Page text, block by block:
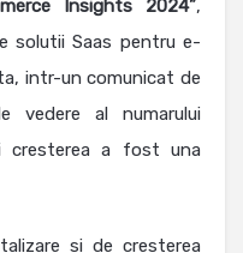
Insights 2024”,
solutii Saas pentru e-
intr-un comunicat de
al numarului
cresterea a fost una
si de cresterea